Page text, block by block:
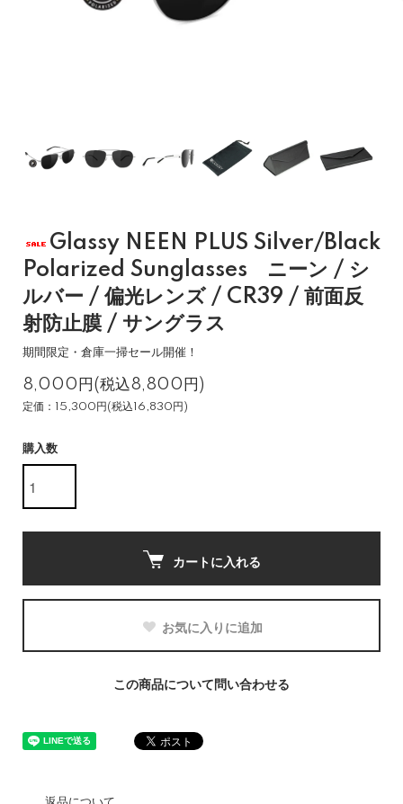
Glassy NEEN PLUS Silver/Black
Polarized Sunglasses ニーン / シ
ルバー / 偏光レンズ / CR39 / 前面反
射防止膜 / サングラス
期間限定・倉庫一掃セール開催！
8,000円(税込8,800円)
定価：15,300円(税込16,830円)
購入数
カートに入れる
お気に入りに追加
この商品について問い合わせる